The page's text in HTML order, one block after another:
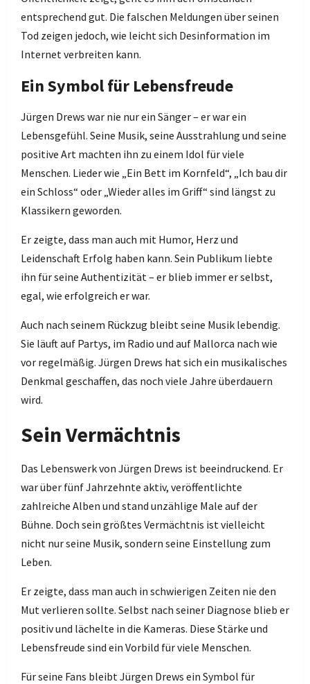
entsprechend gut. Die falschen Meldungen über seinen
Tod zeigen jedoch, wie leicht sich Desinformation im
Internet verbreiten kann.
Ein Symbol für Lebensfreude
Jürgen Drews war nie nur ein Sänger – er war ein
Lebensgefühl. Seine Musik, seine Ausstrahlung und seine
positive Art machten ihn zu einem Idol für viele
Menschen. Lieder wie „Ein Bett im Kornfeld“, „Ich bau dir
ein Schloss“ oder „Wieder alles im Griff“ sind längst zu
Klassikern geworden.
Er zeigte, dass man auch mit Humor, Herz und
Leidenschaft Erfolg haben kann. Sein Publikum liebte
ihn für seine Authentizität – er blieb immer er selbst,
egal, wie erfolgreich er war.
Auch nach seinem Rückzug bleibt seine Musik lebendig.
Sie läuft auf Partys, im Radio und auf Mallorca nach wie
vor regelmäßig. Jürgen Drews hat sich ein musikalisches
Denkmal geschaffen, das noch viele Jahre überdauern
wird.
Sein Vermächtnis
Das Lebenswerk von Jürgen Drews ist beeindruckend. Er
war über fünf Jahrzehnte aktiv, veröffentlichte
zahlreiche Alben und stand unzählige Male auf der
Bühne. Doch sein größtes Vermächtnis ist vielleicht
nicht nur seine Musik, sondern seine Einstellung zum
Leben.
Er zeigte, dass man auch in schwierigen Zeiten nie den
Mut verlieren sollte. Selbst nach seiner Diagnose blieb er
positiv und lächelte in die Kameras. Diese Stärke und
Lebensfreude sind ein Vorbild für viele Menschen.
Für seine Fans bleibt Jürgen Drews ein Symbol für